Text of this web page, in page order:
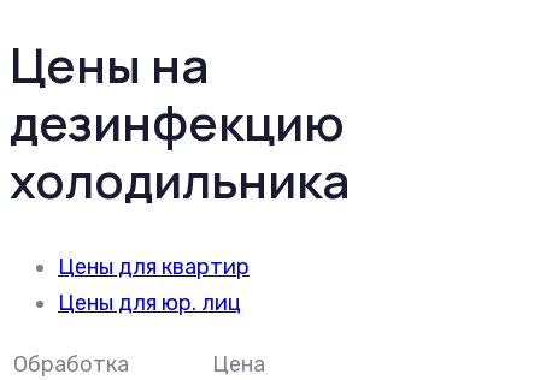
Цены на
дезинфекцию
холодильника
Цены для квартир
Цены для юр. лиц
Обработка
Цена